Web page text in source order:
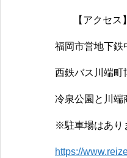
【アクセス】
福岡市営地下鉄
西鉄バス川端町
冷泉公園と川端
※駐車場はあり
https://